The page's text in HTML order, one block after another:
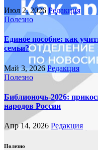
Июл 2, 2026 Редакция
Полезно
Единое пособие: как
семьи?
Май 3, 2026 Редакция
Полезно
Библионочь-2026:
народов России
Апр 14, 2026 Редакция
Полезно